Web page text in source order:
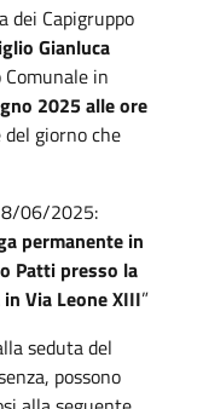
dei Capigruppo
Gianluca
in
2025 alle ore
del giorno che
06/2025:
permanente in
Patti presso la
Via Leone XIII”
seduta del
possono